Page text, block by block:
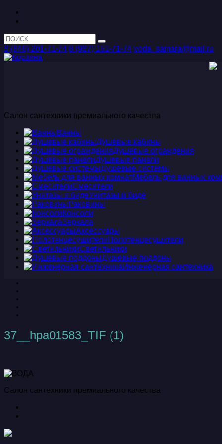
8 (846) 201-71-74 8 (987) 151-71-74 voda_samara@mail.ru
Салон сантехники премиального качества
Ванны
Душевые кабины
Душевые ограждения
Душевые панели
Душевые системы
Мебель для ванных
Смесители
Унитазы и биде
Раковины
Консоли
Зеркала
Аксессуары
Полотенцесушители
Светильники
Душевые поддоны
Инженерная сантехника
37__hpa01583_TIF (1)
Салон сантехники премиального качества